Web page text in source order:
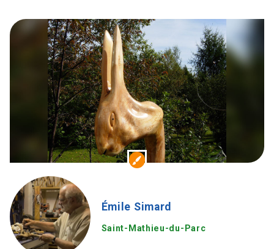
Émile Simard
Saint-Mathieu-du-Parc